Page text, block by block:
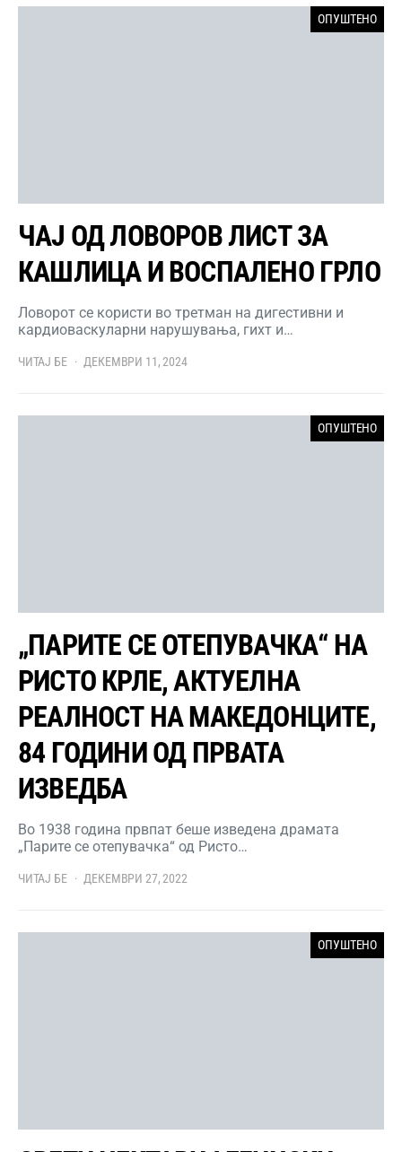
ОПУШТЕНО
ЧАЈ ОД ЛОВОРОВ ЛИСТ ЗА
КАШЛИЦА И ВОСПАЛЕНО ГРЛО
Ловорот се користи во третман на дигестивни и
кардиоваскуларни нарушувања, гихт и…
ЧИТАЈ БЕ ДЕКЕМВРИ 11, 2024
ОПУШТЕНО
„ПАРИТЕ СЕ ОТЕПУВАЧКА“ НА
РИСТО КРЛЕ, АКТУЕЛНА
РЕАЛНОСТ НА МАКЕДОНЦИТЕ,
84 ГОДИНИ ОД ПРВАТА
ИЗВЕДБА
Во 1938 година првпат беше изведена драмата
„Парите се отепувачка“ од Ристо…
ЧИТАЈ БЕ ДЕКЕМВРИ 27, 2022
ОПУШТЕНО